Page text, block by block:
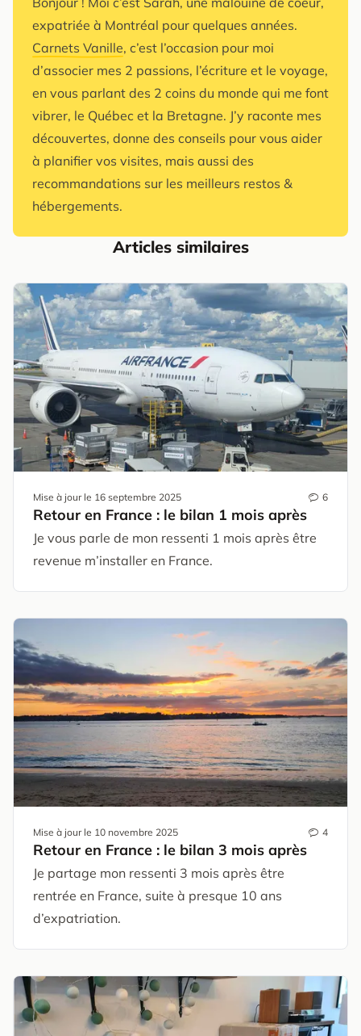
expatriée à Montréal pour quelques années.
Carnets Vanille, c’est l’occasion pour moi
d’associer mes 2 passions, l’écriture et le voyage,
en vous parlant des 2 coins du monde qui me font
vibrer, le Québec et la Bretagne. J’y raconte mes
découvertes, donne des conseils pour vous aider
à planifier vos visites, mais aussi des
recommandations sur les meilleurs restos &
hébergements.
Articles similaires
Mise à jour le 16 septembre 2025 6
Retour en France : le bilan 1 mois après
Je vous parle de mon ressenti 1 mois après être
revenue m’installer en France.
Mise à jour le 10 novembre 2025 4
Retour en France : le bilan 3 mois après
Je partage mon ressenti 3 mois après être
rentrée en France, suite à presque 10 ans
d’expatriation.